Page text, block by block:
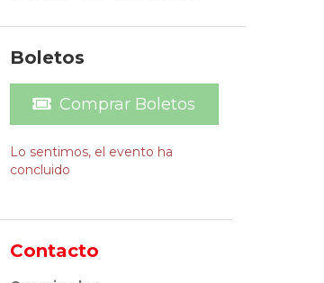
Boletos
Comprar Boletos
Lo sentimos, el evento ha
concluido
Contacto